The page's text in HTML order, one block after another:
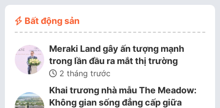
Bất động sản
Meraki Land gây ấn tượng mạnh
trong lần đầu ra mắt thị trường
2 tháng trước
Khai trương nhà mẫu The Meadow:
Không gian sống đẳng cấp giữa